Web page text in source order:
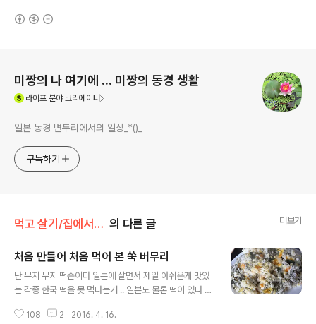
미짱의 나 여기에 ... 미짱의 동경 생활
라이프분야 크리에이터
일본 동경 변두리에서의 일상_*()_
구독하기
먹고 살기/집에서 먹기 의 다른 글 더보기
처음 만들어 처음 먹어 본 쑥 버무리
난 무지 무지 떡순이다 일본에 살면서 제일 아쉬운게 맛있
는 각종 한국 떡을 못 먹다는거 .. 일본도 물론 떡이 있다 종
각나는 떡은 당연 쑥떡이다콩고물 듬뿍 묻힌 쑥떡이 넘 그
108 2 2016. 4. 16.